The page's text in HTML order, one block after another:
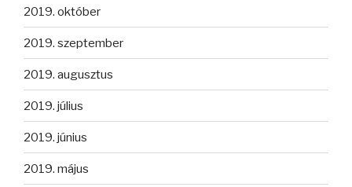
2019. október
2019. szeptember
2019. augusztus
2019. július
2019. június
2019. május